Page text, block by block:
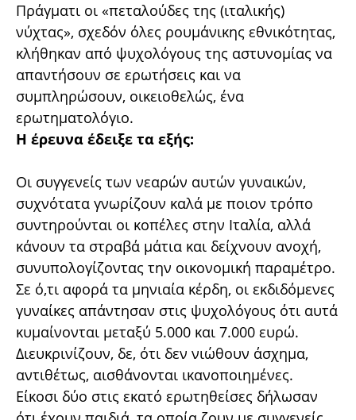
Πράγματι οι «πεταλούδες της (ιταλικής)
νύχτας», σχεδόν όλες ρουμάνικης εθνικότητας,
κλήθηκαν από ψυχολόγους της αστυνομίας να
απαντήσουν σε ερωτήσεις και να
συμπληρώσουν, οικειοθελώς, ένα
ερωτηματολόγιο.
Η έρευνα έδειξε τα εξής:
Οι συγγενείς των νεαρών αυτών γυναικών,
συχνότατα γνωρίζουν καλά με ποιον τρόπο
συντηρούνται οι κοπέλες στην Ιταλία, αλλά
κάνουν τα στραβά μάτια και δείχνουν ανοχή,
συνυπολογίζοντας την οικονομική παραμέτρο.
Σε ό,τι αφορά τα μηνιαία κέρδη, οι εκδιδόμενες
γυναίκες απάντησαν στις ψυχολόγους ότι αυτά
κυμαίνονται μεταξύ 5.000 και 7.000 ευρώ.
Διευκρινίζουν, δε, ότι δεν νιώθουν άσχημα,
αντιθέτως, αισθάνονται ικανοποιημένες.
Είκοσι δύο στις εκατό ερωτηθείσες δήλωσαν